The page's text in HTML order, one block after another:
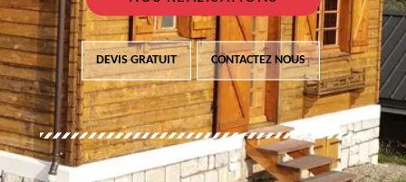
DEVIS GRATUIT CONTACTEZ NOUS